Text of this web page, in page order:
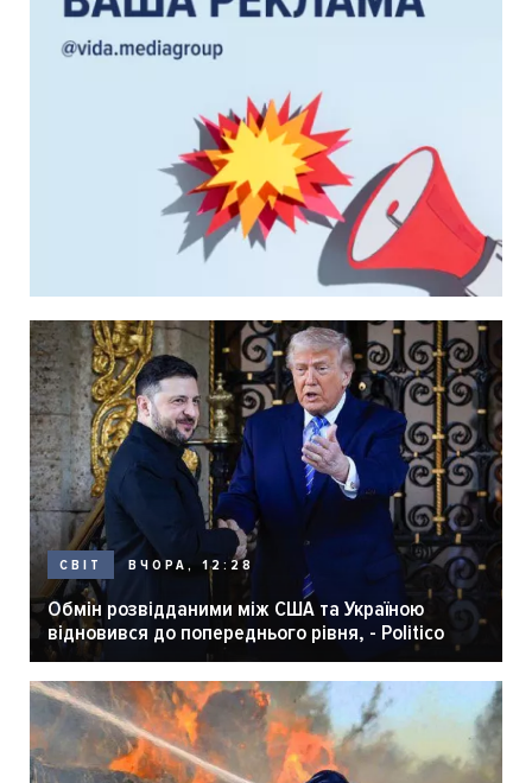
СВІТ ВЧОРА, 12:28
Обмін розвідданими між США та Україною
відновився до попереднього рівня, - Politico